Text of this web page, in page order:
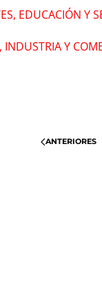
EDUCACIÓN Y
Y
ANTERIORES